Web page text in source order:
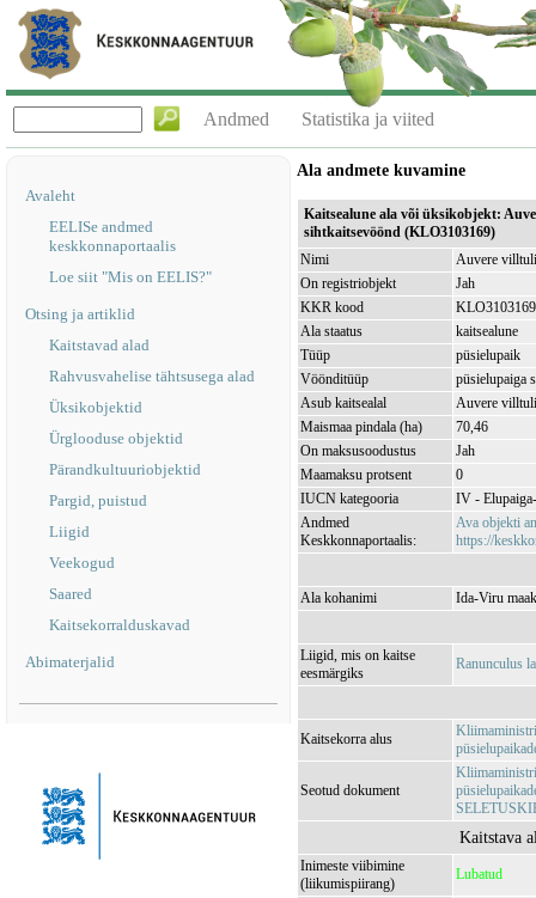
Andmed Statistika ja viited
Avaleht
EELISe andmed
keskkonnaportaalis
Loe siit "Mis on EELIS?"
Otsing ja artiklid
Kaitstavad alad
Rahvusvahelise tähtsusega alad
Üksikobjektid
Ürglooduse objektid
Pärandkultuuriobjektid
Pargid, puistud
Liigid
Veekogud
Saared
Kaitsekorralduskavad
Abimaterjalid
Ala andmete kuvamine
Kaitsealune ala või üksikobjekt:
sihtkaitsevöönd (KLO3103169)
Nimi
Auvere
On registriobjekt
Jah
KKR kood
KLO3103169
Ala staatus
kaitsealune
Tüüp
püsielupaik
Vöönditüüp
püsielupaiga
Asub kaitsealal
Auvere
Maismaa pindala (ha)
70,46
On maksusoodustus
Jah
Maamaksu protsent
0
IUCN kategooria
IV -
Andmed
Keskkonnaportaalis:
Ava objekti
https://
Ala kohanimi Ida-Viru
Liigid, mis on kaitse
eesmärgiks
Ranunculus
Kaitsekorra alus
Seotud dokument
Kaitstava
Inimeste viibimine
(liikumispiirang)
Lubatud